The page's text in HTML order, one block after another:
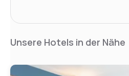
Unsere Hotels in der Nähe